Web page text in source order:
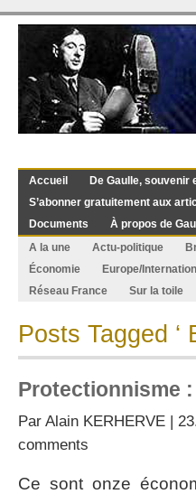
Accueil De Gaulle, souvenir
S’abonner gratuitement aux
Documents
À propos de
A la une
Actu-politique
Économie
Europe/
Réseau France
Sur la toile
Posts Tagged ‘
Protectionnisme
Par Alain KERHERVE |
comments
Ce sont onze